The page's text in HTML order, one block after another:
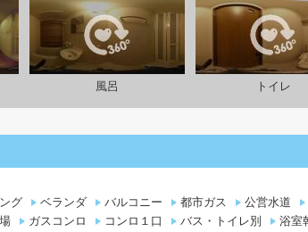
風呂 トイレ
グ ベランダ バルコニー 都市ガス
公営水道
ガスコンロ コンロ１口 バス・トイレ別
浴室